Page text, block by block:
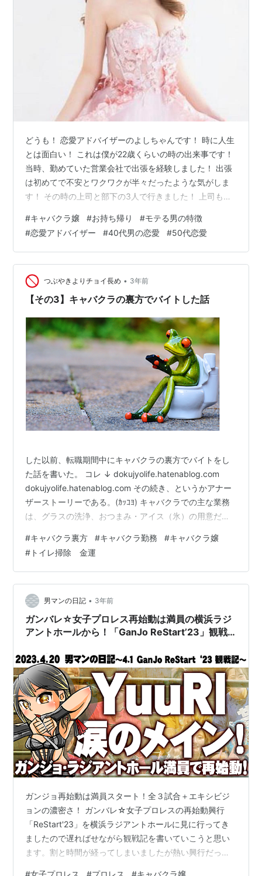
どうも！ 恋愛アドバイザーのよしちゃんです！ 時に人生
とは面白い！ これは僕が22歳くらいの時の出来事です！
当時、勤めていた営業会社で出張を経験しました！ 出張
は初めてで不安とワクワクが半々だったような気がしま
す！ その時の上司と部下の3人で行きました！ 上司も部
んだよなーw 2週間ほどの短期出張だったので、レオパレ
スを借りました。 荷物を置いて、チャチャっとご飯を食
べて、3人でパチンコへw 「その地を知るにはパチンコ
だ！」と、よく分からん事を上司が言ってましたw そし
て、全員まさかの大勝w 「今回の出張は成功するわ！」
なんてフラ…
#キャバクラ嬢 #お持ち帰り #モテる男の特徴
#恋愛アドバイザー #40代男の恋愛 #50代恋愛
つぶやきよりチョイ長め • 3年前
【その3】キャバクラの裏方でバイトした話
した以前、転職期間中にキャバクラの裏方でバイトをし
た話を書いた。 コレ ↓ dokujyolife.hatenablog.com
dokujyolife.hatenablog.com その続き、というかアナー
ザーストーリーである。(ｶｯｺﾖ) キャバクラでの主な業務
は、グラスの洗浄、おつまみ・アイス（氷）の用意だっ
は悪くはなかった。 ある日、店長から「開店前準備もお
願いできないか？」とオファーを頂いた。 時給も同じ
1100円なので、16：00～18：00の2時間、追加で働く事
になった。 開店前に何をするかというと、フロアの掃除
機かけ…
#キャバクラ裏方 #キャバクラ勤務 #キャバクラ嬢
# トイレ掃除 金運
男マンの日記 • 3年前
ガンバレ☆女子プロレス再始動は満員の横浜ラジ
アントホールから！「GanJo ReStart’23」観戦
ガンジョ再始動は満員スタート！全３試合＋エキシビジ
ョンの濃密さ！ ガンバレ☆女子プロレスの再始動興行
「ReStart'23」を横浜ラジアントホールに見に行ってき
ましたので遅ればせながら観戦記を書いていこうと思い
ます。割と時間が経ってしまいましたが熱い興行だった
#女子プロレス #プロレス #キャバクラ嬢